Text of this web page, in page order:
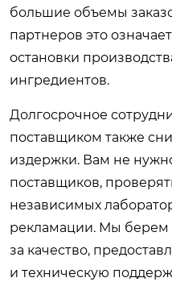
большие объемы
партнеров это
остановки
ингредиентов.
Долгосрочное
поставщиком также
издержки. Вам не
поставщиков,
независимых
рекламации. Мы берем
за качество,
и техническую